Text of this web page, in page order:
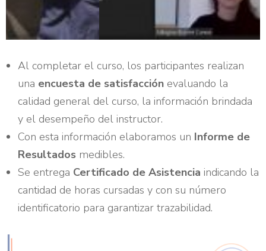
Al completar el curso, los participantes realizan
una encuesta de satisfacción evaluando la
calidad general del curso, la información brindada
y el desempeño del instructor.
Con esta información elaboramos un Informe de
Resultados medibles.
Se entrega Certificado de Asistencia indicando la
cantidad de horas cursadas y con su número
identificatorio para garantizar trazabilidad.